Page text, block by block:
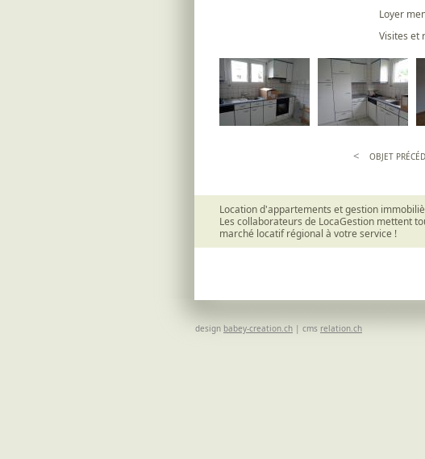
Loyer
Visites et
< OBJET
Location d'appartements et gestion
Les collaborateurs de LocaGestion mettent
marché locatif régional à votre service !
design babey-creation.ch | cms relation.ch